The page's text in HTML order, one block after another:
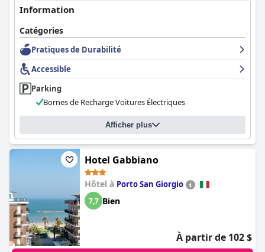
Information
Catégories
Pratiques de Durabilité
Accessible
Parking
Bornes de Recharge Voitures Électriques
Afficher plus
Hotel Gabbiano
Hôtel à Porto San Giorgio
7,7 Bien
À partir de 102 $